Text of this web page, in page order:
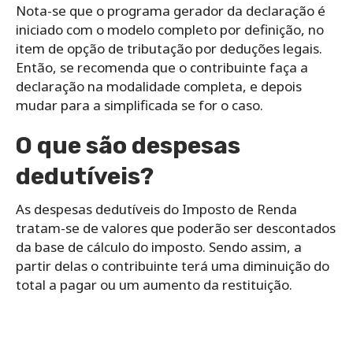
Nota-se que o programa gerador da declaração é
iniciado com o modelo completo por definição, no
item de opção de tributação por deduções legais.
Então, se recomenda que o contribuinte faça a
declaração na modalidade completa, e depois
mudar para a simplificada se for o caso.
O que são despesas
dedutíveis?
As despesas dedutíveis do Imposto de Renda
tratam-se de valores que poderão ser descontados
da base de cálculo do imposto. Sendo assim, a
partir delas o contribuinte terá uma diminuição do
total a pagar ou um aumento da restituição.